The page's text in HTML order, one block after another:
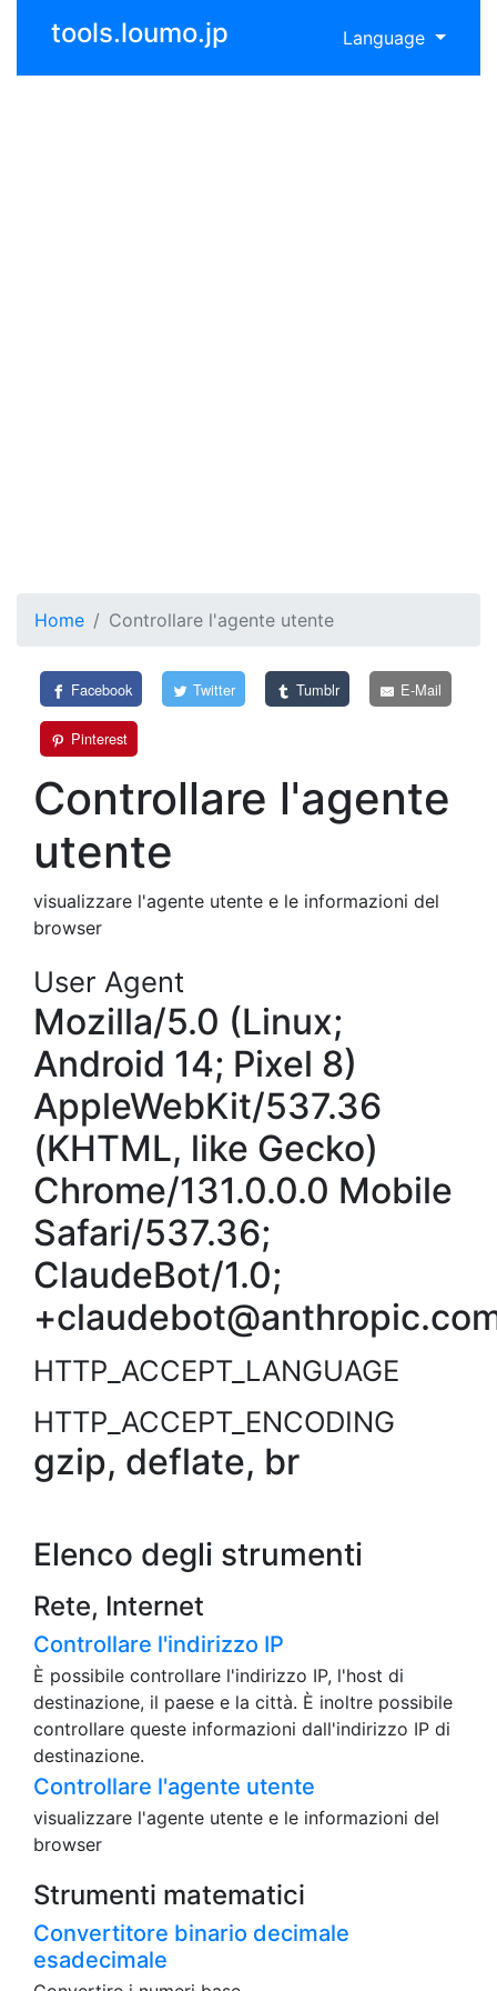
tools.loumo.jp Language
Home Controllare l'agente utente
Facebook Twitter Tumblr E-Mail
Pinterest
Controllare l'agente
utente
visualizzare l'agente utente e le informazioni del
browser
User Agent
Mozilla/5.0 (Linux;
Android 14; Pixel 8)
AppleWebKit/537.36
(KHTML, like Gecko)
Chrome/131.0.0.0 Mobile
Safari/537.36;
ClaudeBot/1.0;
HTTP_ACCEPT_LANGUAGE
HTTP_ACCEPT_ENCODING
gzip, deflate, br
Elenco degli strumenti
Rete, Internet
Controllare l'indirizzo IP
È possibile controllare l'indirizzo IP, l'host di
destinazione, il paese e la città. È inoltre possibile
controllare queste informazioni dall'indirizzo IP di
destinazione.
Controllare l'agente utente
visualizzare l'agente utente e le informazioni del
browser
Strumenti matematici
Convertitore binario decimale
esadecimale